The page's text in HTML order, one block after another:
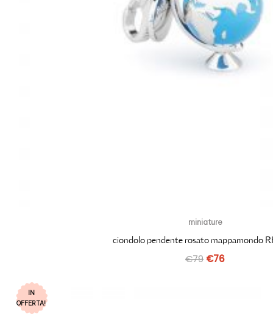
miniature
ciondolo pendente rosato mappamondo
€79 €76
IN
OFFERTA!